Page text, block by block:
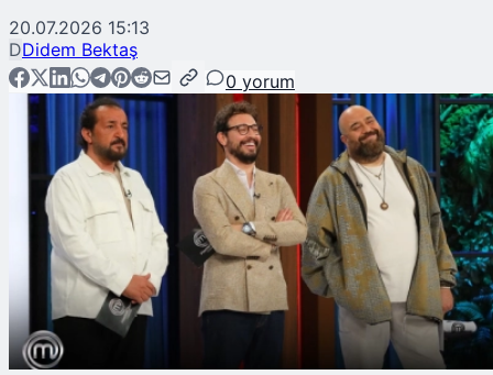
20.07.2026 15:13
DDidem Bektaş
0 yorum